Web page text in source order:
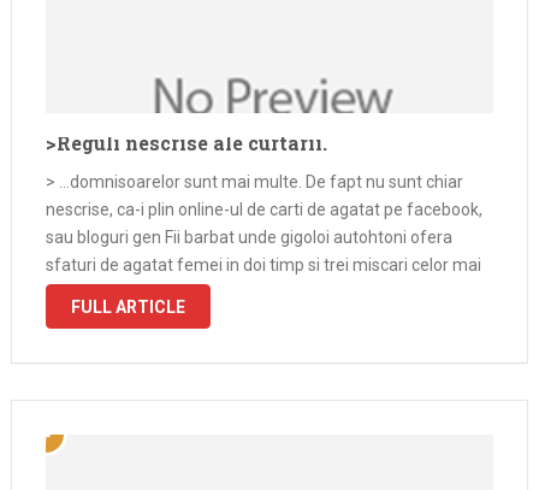
>Reguli nescrise ale curtarii.
> …domnisoarelor sunt mai multe. De fapt nu sunt chiar
nescrise, ca-i plin online-ul de carti de agatat pe facebook,
sau bloguri gen Fii barbat unde gigoloi autohtoni ofera
sfaturi de agatat femei in doi timp si trei miscari celor mai
pampalai dintre barbati.Eu inca mai …
FULL ARTICLE